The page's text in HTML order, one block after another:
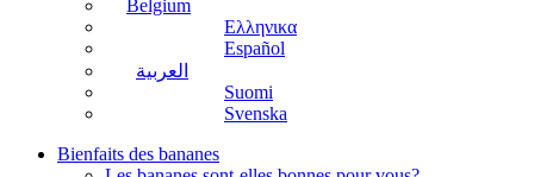
Belgium
Ελληνικα
Español
العربية
Suomi
Svenska
Bienfaits des bananes